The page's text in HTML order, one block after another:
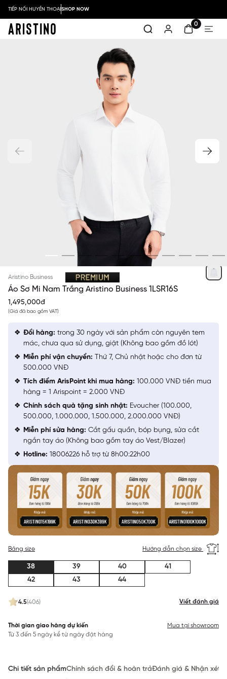
TIẾP NỐI HUYỀN THOẠISHOP NOW
0
Aristino Business
Áo Sơ Mi Nam Trắng Aristino Business 1LSR16S
1,495,000đ
(Giá đã bao gồm VAT)
4.5(406) Viết đánh giá
Bảng size Hướng dẫn chọn size
38 39 40
41
42
43 44
Thời gian giao hàng dự kiến
Từ 3 đến 5 ngày kể từ ngày đặt hàng
Mua tại showroom
Đổi hàng: trong 30 ngày với sản phẩm còn nguyên tem
mác, chưa qua sử dụng, giặt (Không bao gồm đồ lót)
Miễn phí vận chuyển: Thứ 7, Chủ nhật hoặc cho đơn từ
500.000 VNĐ
Tích điểm ArisPoint khi mua hàng: 100.000 VNĐ tiền mua
hàng = 1 Arispoint = 2.000 VNĐ
Chính sách quà tặng sinh nhật: Evoucher (100.000,
500.000, 1.000.000, 1.500.000, 2.000.000 VNĐ)
Miễn phí sửa hàng: Cắt gấu quần, bóp bụng, sửa cắt
ngắn tay áo (Không bao gồm tay áo Vest/Blazer)
Hotline: 18006226 hỗ trợ từ 8h00:22h00
Chi tiết sản phẩmChính sách đổi & hoàn trảĐánh giá & Nhận xét